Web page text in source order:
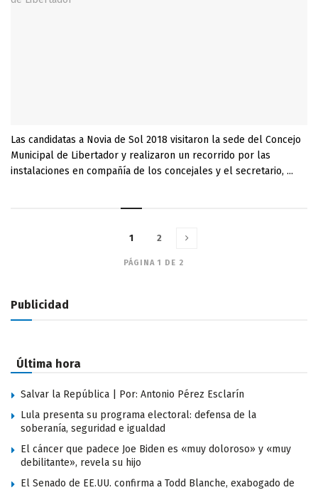
Las candidatas a Novia de Sol 2018 visitaron la sede del Concejo
Municipal de Libertador y realizaron un recorrido por las
instalaciones en compañía de los concejales y el secretario, ...
PÁGINA 1 DE 2
1 2
Publicidad
Última hora
Salvar la República | Por: Antonio Pérez Esclarín
Lula presenta su programa electoral: defensa de la
soberanía, seguridad e igualdad
El cáncer que padece Joe Biden es «muy doloroso» y «muy
debilitante», revela su hijo
El Senado de EE.UU. confirma a Todd Blanche, exabogado de